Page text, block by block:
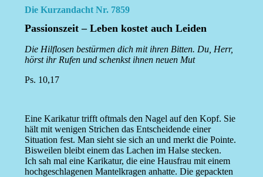
Die Kurzandacht Nr. 7859
Passionszeit – Leben kostet auch Leiden
Die Hilflosen bestürmen dich mit ihren Bitten. Du, Herr,
hörst ihr Rufen und schenkst ihnen neuen Mut
Ps. 10,17
Eine Karikatur trifft oftmals den Nagel auf den Kopf. Sie
hält mit wenigen Strichen das Entscheidende einer
Situation fest. Man sieht sie sich an und merkt die Pointe.
Bisweilen bleibt einem das Lachen im Halse stecken.
Ich sah mal eine Karikatur, die eine Hausfrau mit einem
hochgeschlagenen Mantelkragen anhatte. Die gepackten